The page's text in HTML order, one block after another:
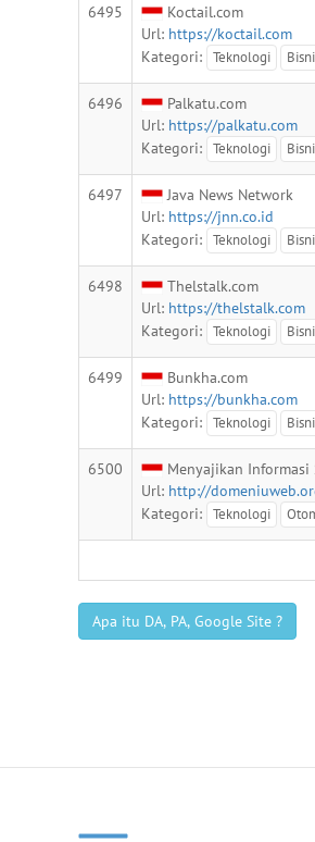
6495
Koctail.com
Url: https://koctail.com
Kategori: Teknologi
6496
Palkatu.com
Url: https://palkatu.com
Kategori: Teknologi
6497
Java News Network
Url: https://jnn.co.id
Kategori: Teknologi
6498
Thelstalk.com
Url: https://thelstalk.com
Kategori: Teknologi
6499
Bunkha.com
Url: https://bunkha.com
Kategori: Teknologi
6500
Menyajikan Informasi
Url: http://
Kategori: Teknologi
Apa itu DA, PA, Google Site ?